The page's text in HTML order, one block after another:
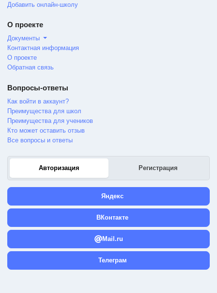
Добавить онлайн-школу
О проекте
Документы
Контактная информация
О проекте
Обратная связь
Вопросы-ответы
Как войти в аккаунт?
Преимущества для школ
Преимущества для учеников
Кто может оставить отзыв
Все вопросы и ответы
Авторизация Регистрация
Яндекс
ВКонтакте
Mail.ru
Телеграм